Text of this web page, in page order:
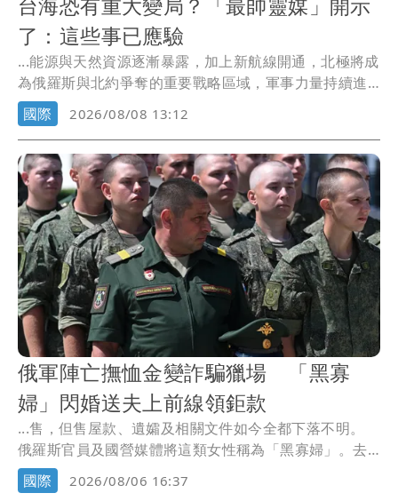
了：這些事已應驗
...能源與天然資源逐漸暴露，加上新航線開通，北極將成
為俄羅斯與北約爭奪的重要戰略區域，軍事力量持續進
入這...
國際 2026/08/08 13:12
俄軍陣亡撫恤金變詐騙獵場 「黑寡
婦」閃婚送夫上前線領鉅款
...售，但售屋款、遺孀及相關文件如今全都下落不明。
俄羅斯官員及國營媒體將這類女性稱為「黑寡婦」。去
年...
國際 2026/08/06 16:37